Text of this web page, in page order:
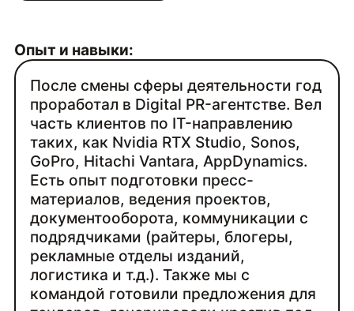
Опыт и навыки:
После смены сферы деятельности год
проработал в Digital PR-агентстве. Вел
часть клиентов по IT-направлению
таких, как Nvidia RTX Studio, Sonos,
GoPro, Hitachi Vantara, AppDynamics.
Есть опыт подготовки пресс-
материалов, ведения проектов,
документооборота, коммуникации с
подрядчиками (райтеры, блогеры,
рекламные отделы изданий,
логистика и т.д.). Также мы с
командой готовили предложения для